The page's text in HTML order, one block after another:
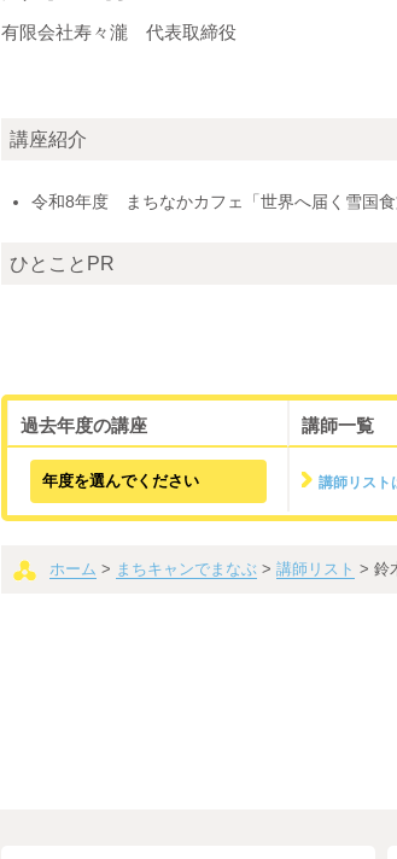
有限会社寿々瀧 代表取締役
講座紹介
令和8年度 まちなかカフェ「世界へ届く雪国食
ひとことPR
過去年度の講座 講師一覧
講師リスト
ホーム > まちキャンでまなぶ > 講師リスト >